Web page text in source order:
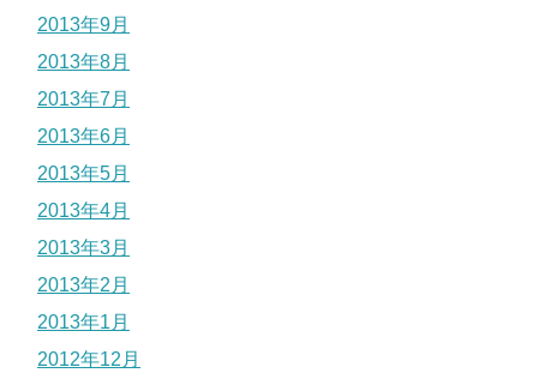
2013年9月
2013年8月
2013年7月
2013年6月
2013年5月
2013年4月
2013年3月
2013年2月
2013年1月
2012年12月